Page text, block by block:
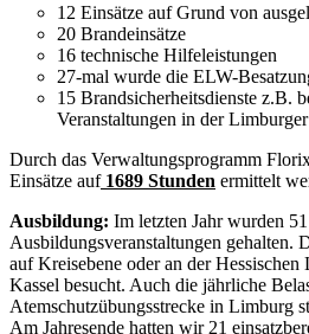
12 Einsätze auf Grund von
20 Brandeinsätze
16 technische Hilfeleistungen
27-mal wurde die ELW-
15 Brandsicherheitsdienste z.B.
Veranstaltungen in der
Durch das Verwaltungsprogramm
Einsätze auf1689 Stunden ermittelt
Ausbildung: Im letzten Jahr wurden
Ausbildungsveranstaltungen gehalten.
auf Kreisebene oder an der Hessischen
Kassel besucht. Auch die jährliche
Atemschutzübungsstrecke in Limburg
Am Jahresende hatten wir 21